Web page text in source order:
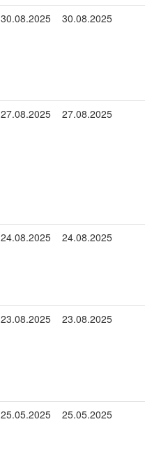
30.08.2025 30.08.2025
27.08.2025 27.08.2025
24.08.2025 24.08.2025
23.08.2025 23.08.2025
25.05.2025 25.05.2025